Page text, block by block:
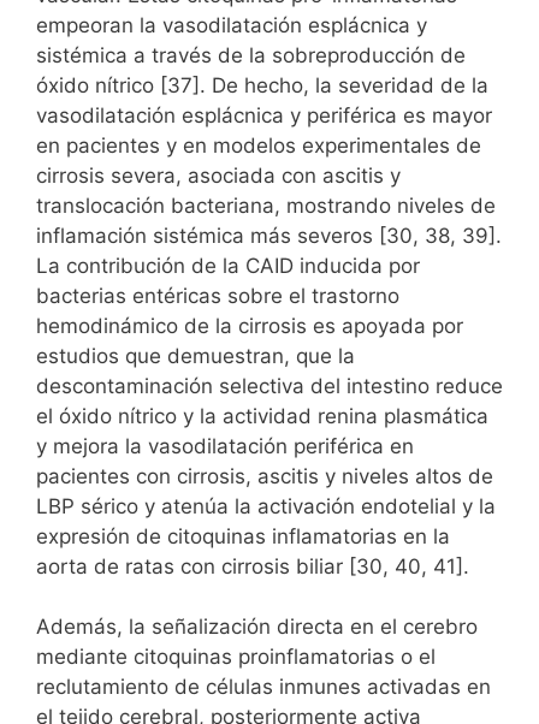
empeoran la vasodilatación esplácnica y
sistémica a través de la sobreproducción de
óxido nítrico [37]. De hecho, la severidad de la
vasodilatación esplácnica y periférica es mayor
en pacientes y en modelos experimentales de
cirrosis severa, asociada con ascitis y
translocación bacteriana, mostrando niveles de
inflamación sistémica más severos [30, 38, 39].
La contribución de la CAID inducida por
bacterias entéricas sobre el trastorno
hemodinámico de la cirrosis es apoyada por
estudios que demuestran, que la
descontaminación selectiva del intestino reduce
el óxido nítrico y la actividad renina plasmática
y mejora la vasodilatación periférica en
pacientes con cirrosis, ascitis y niveles altos de
LBP sérico y atenúa la activación endotelial y la
expresión de citoquinas inflamatorias en la
aorta de ratas con cirrosis biliar [30, 40, 41].
Además, la señalización directa en el cerebro
mediante citoquinas proinflamatorias o el
reclutamiento de células inmunes activadas en
el tejido cerebral, posteriormente activa